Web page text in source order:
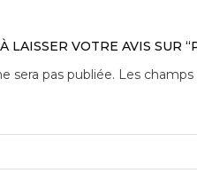
LAISSER VOTRE AVIS SUR
sera pas publiée. Les